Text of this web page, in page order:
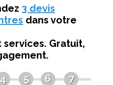
3 devis
dans votre
services. Gratuit,
4 5 6 7